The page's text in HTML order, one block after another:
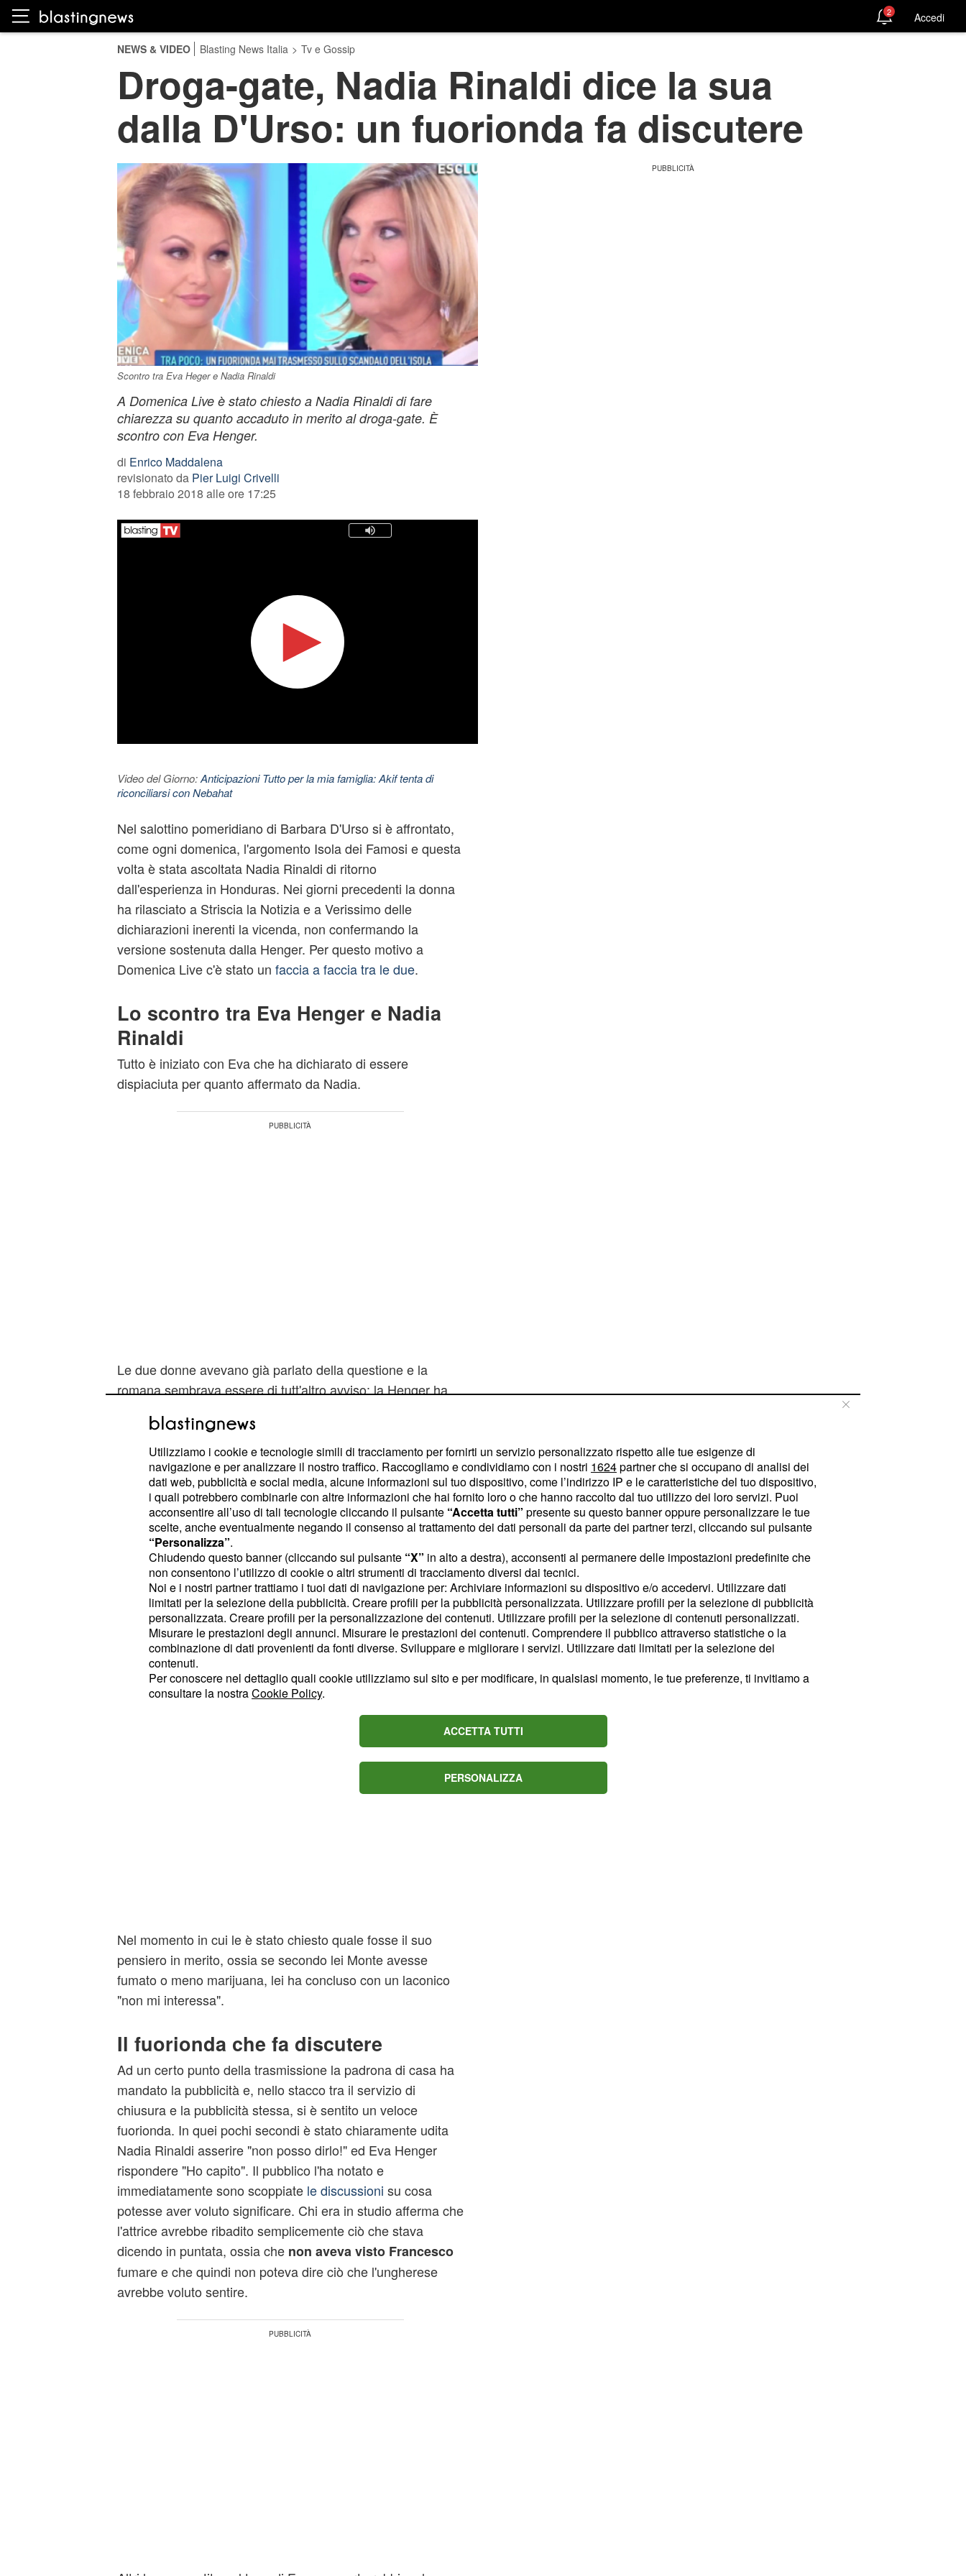
2 Accedi
NEWS & VIDEO Blasting News Italia > Tv e Gossip
Droga-gate, Nadia Rinaldi dice la sua
dalla D'Urso: un fuorionda fa discutere
Scontro tra Eva Heger e Nadia Rinaldi
A Domenica Live è stato chiesto a Nadia Rinaldi di fare
chiarezza su quanto accaduto in merito al droga-gate. È
scontro con Eva Henger.
di Enrico Maddalena
revisionato da Pier Luigi Crivelli
18 febbraio 2018 alle ore 17:25
Video del Giorno:Anticipazioni Tutto per la mia famiglia: Akif tenta di
riconciliarsi con Nebahat
Nel salottino pomeridiano di Barbara D'Urso si è affrontato,
come ogni domenica, l'argomento Isola dei Famosi e questa
volta è stata ascoltata Nadia Rinaldi di ritorno
dall'esperienza in Honduras. Nei giorni precedenti la donna
ha rilasciato a Striscia la Notizia e a Verissimo delle
dichiarazioni inerenti la vicenda, non confermando la
versione sostenuta dalla Henger. Per questo motivo a
Domenica Live c'è stato un faccia a faccia tra le due.
Lo scontro tra Eva Henger e Nadia
Rinaldi
Tutto è iniziato con Eva che ha dichiarato di essere
dispiaciuta per quanto affermato da Nadia.
Le due donne avevano già parlato della questione e la
romana sembrava essere di tutt'altro avviso: la Henger ha
discutevano sull'accaduto, messaggi che
nel caso in cui sarebbero potuti tornare utili. A quel
punto la Rinaldi non si è trattenuta e ha sbottato: "io ne ho le
pa**e piene, non ne voglio sapere niente". L'attrice ha
confessato di essere stata molto colpita sul personale da
questa storia per via del suo passato burrascoso con la
giustizia nell'ambito della droga, fatto che dopo venti anni
ancora le pesa come un macigno. Proprio per questo motivo
non vuole essere tirata in mezzo. Ha continuato perciò a
sostenere che lei non ha visto Francesco Monte fumare
marijuana sull'isola ma che è invece certa al 100% di averlo
visto consumare solamente tabacco.
Nel momento in cui le è stato chiesto quale fosse il suo
pensiero in merito, ossia se secondo lei Monte avesse
fumato o meno marijuana, lei ha concluso con un laconico
"non mi interessa".
Il fuorionda che fa discutere
Ad un certo punto della trasmissione la padrona di casa ha
mandato la pubblicità e, nello stacco tra il servizio di
chiusura e la pubblicità stessa, si è sentito un veloce
fuorionda. In quei pochi secondi è stato chiaramente udita
Nadia Rinaldi asserire "non posso dirlo!" ed Eva Henger
rispondere "Ho capito". Il pubblico l'ha notato e
immediatamente sono scoppiate le discussioni su cosa
potesse aver voluto significare. Chi era in studio afferma che
l'attrice avrebbe ribadito semplicemente ciò che stava
dicendo in puntata, ossia che non aveva visto Francesco
fumare e che quindi non poteva dire ciò che l'ungherese
avrebbe voluto sentire.
Utilizziamo i cookie e tecnologie simili di tracciamento per fornirti un servizio personalizzato rispetto alle tue esigenze di
navigazione e per analizzare il nostro traffico. Raccogliamo e condividiamo con i nostri 1624partner che si occupano di analisi dei
dati web, pubblicità e social media, alcune informazioni sul tuo dispositivo, come l’indirizzo IP e le caratteristiche del tuo dispositivo,
i quali potrebbero combinarle con altre informazioni che hai fornito loro o che hanno raccolto dal tuo utilizzo dei loro servizi. Puoi
acconsentire all’uso di tali tecnologie cliccando il pulsante “Accetta tutti” presente su questo banner oppure personalizzare le tue
scelte, anche eventualmente negando il consenso al trattamento dei dati personali da parte dei partner terzi, cliccando sul pulsante
“Personalizza”.
Chiudendo questo banner (cliccando sul pulsante “X” in alto a destra), acconsenti al permanere delle impostazioni predefinite che
non consentono l’utilizzo di cookie o altri strumenti di tracciamento diversi dai tecnici.
Noi e i nostri partner trattiamo i tuoi dati di navigazione per: Archiviare informazioni su dispositivo e/o accedervi. Utilizzare dati
limitati per la selezione della pubblicità. Creare profili per la pubblicità personalizzata. Utilizzare profili per la selezione di pubblicità
personalizzata. Creare profili per la personalizzazione dei contenuti. Utilizzare profili per la selezione di contenuti personalizzati.
Misurare le prestazioni degli annunci. Misurare le prestazioni dei contenuti. Comprendere il pubblico attraverso statistiche o la
combinazione di dati provenienti da fonti diverse. Sviluppare e migliorare i servizi. Utilizzare dati limitati per la selezione dei
contenuti.
Per conoscere nel dettaglio quali cookie utilizziamo sul sito e per modificare, in qualsiasi momento, le tue preferenze, ti invitiamo a
consultare la nostraCookie Policy.
ACCETTA TUTTI
PERSONALIZZA